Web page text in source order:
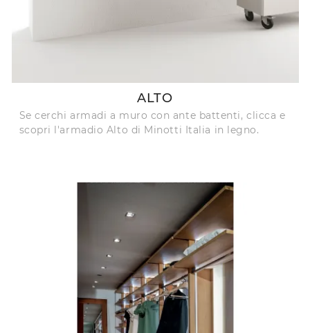
ALTO
Se cerchi armadi a muro con ante battenti, clicca e
scopri l'armadio Alto di Minotti Italia in legno.